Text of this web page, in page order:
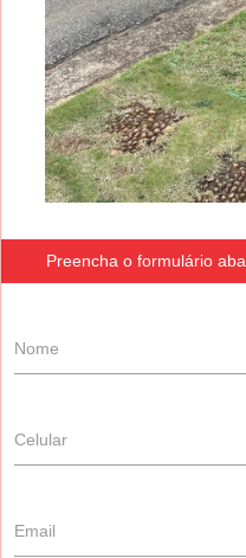
Preencha o formulário